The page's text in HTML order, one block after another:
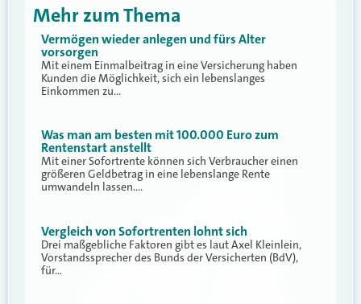
Mehr zum Thema
Vermögen wieder anlegen und fürs Alter
vorsorgen
Mit einem Einmalbeitrag in eine Versicherung haben
Kunden die Möglichkeit, sich ein lebenslanges
Einkommen zu…
Was man am besten mit 100.000 Euro zum
Rentenstart anstellt
Mit einer Sofortrente können sich Verbraucher einen
größeren Geldbetrag in eine lebenslange Rente
umwandeln lassen.…
Vergleich von Sofortrenten lohnt sich
Drei maßgebliche Faktoren gibt es laut Axel Kleinlein,
Vorstandssprecher des Bunds der Versicherten (BdV),
für…